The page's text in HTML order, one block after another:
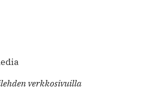
verkkosivuilla